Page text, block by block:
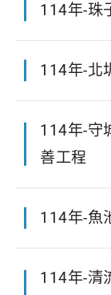
114年-珠
114年-北
114年-守
善工程
114年-魚
114年-清